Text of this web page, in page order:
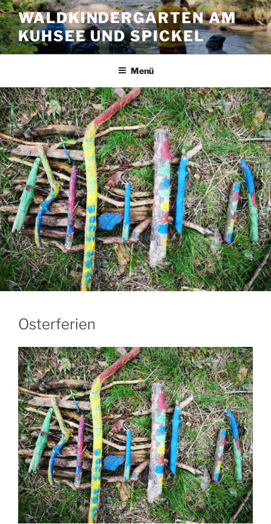
Zum
Inhalt
springen
WALDKINDERGARTEN AM
KUHSEE UND SPICKEL
Menü
Osterferien